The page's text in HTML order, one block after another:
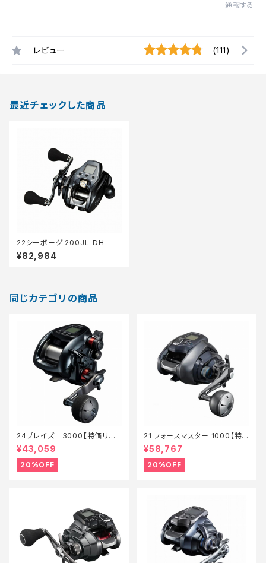
通報する
レビュー (111)
最近チェックした商品
22シーボーグ 200JL-DH
¥82,984
同じカテゴリの商品
24プレイズ 3000【特価リー
ル】【20】
¥43,059
20%OFF
21 フォースマスター 1000【特
価リール】【20】
¥58,767
20%OFF